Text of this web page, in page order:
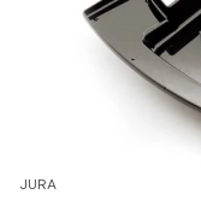
JURA